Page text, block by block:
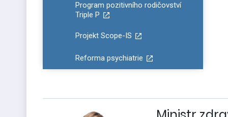
Program pozitivního rodičovství
Triple P
Projekt Scope-IS
Reforma psychiatrie